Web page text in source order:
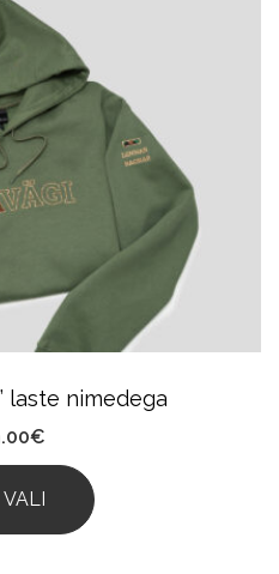
laste nimedega
€
VALI
This